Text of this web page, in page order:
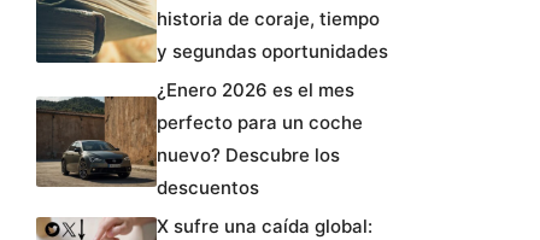
historia de coraje, tiempo
y segundas oportunidades
¿Enero 2026 es el mes
perfecto para un coche
nuevo? Descubre los
descuentos
X sufre una caída global: